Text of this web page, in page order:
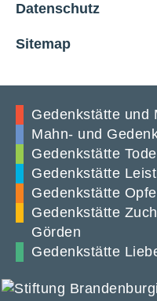
Datenschutz
Sitemap
Gedenkstätte und
Mahn- und
Gedenkstätte
Gedenkstätte
Gedenkstätte
Gedenkstätte
Görden
Gedenkstätte